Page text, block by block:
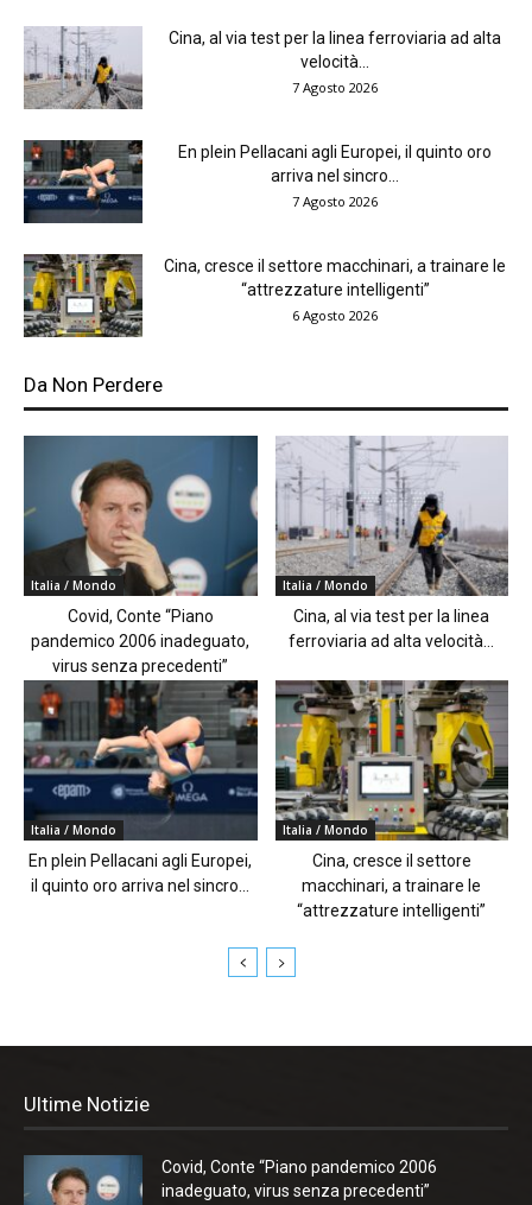
Cina, al via test per la linea ferroviaria ad alta
velocità...
7 Agosto 2026
En plein Pellacani agli Europei, il quinto oro
arriva nel sincro...
7 Agosto 2026
Cina, cresce il settore macchinari, a trainare le
“attrezzature intelligenti”
6 Agosto 2026
Da Non Perdere
Italia / Mondo
Covid, Conte “Piano
pandemico 2006 inadeguato,
virus senza precedenti”
Italia / Mondo
Cina, al via test per la linea
ferroviaria ad alta velocità...
Italia / Mondo
En plein Pellacani agli Europei,
il quinto oro arriva nel sincro...
Italia / Mondo
Cina, cresce il settore
macchinari, a trainare le
“attrezzature intelligenti”
Ultime Notizie
Covid, Conte “Piano pandemico 2006
inadeguato, virus senza precedenti”